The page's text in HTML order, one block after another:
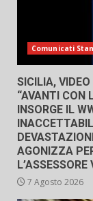
Comunicati
SICILIA,
“AVANTI CON
INSORGE IL
AGONIZZA
7 Agosto 2026